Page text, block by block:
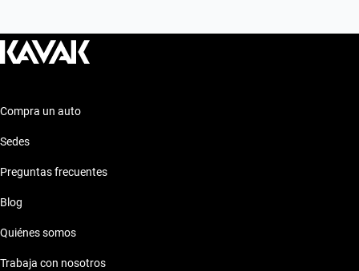
Compra un auto
Sedes
Preguntas frecuentes
Blog
Quiénes somos
Trabaja con nosotros